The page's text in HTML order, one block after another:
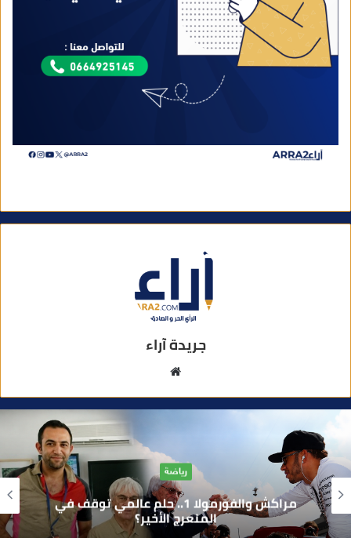
جريدة آراء
ق
ل
و
ي
ب
آراء
بوفوطا يكتب : بين صمت الحكومة وسباق
الانتخابات… هل أصبحت إدارة الأزمات خارج
أولويات الفاعلين السياسيين؟